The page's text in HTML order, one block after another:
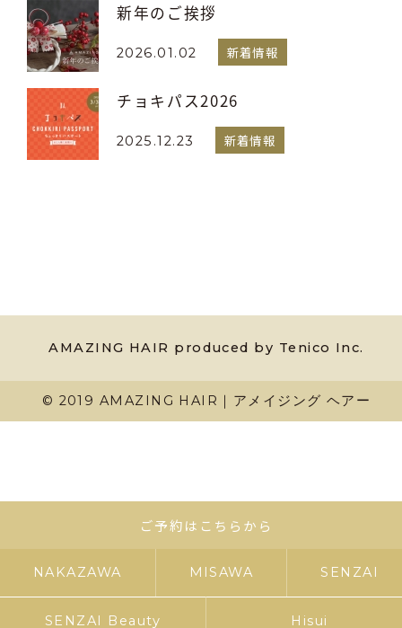
新年のご挨拶
2026.01.02 新着情報
チョキパス2026
2025.12.23 新着情報
AMAZING HAIR produced by Tenico Inc.
© 2019 AMAZING HAIR｜アメイジング ヘアー
ご予約はこちらから
NAKAZAWA MISAWA SENZAI
SENZAI Beauty Hisui